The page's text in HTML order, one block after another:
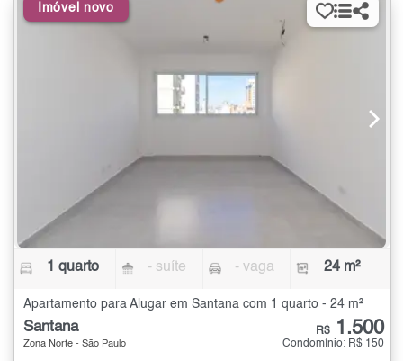
Imóvel novo
1 quarto - suíte - vaga 24 m²
Apartamento para Alugar em Santana com 1 quarto - 24 m²
Santana
Zona Norte - São Paulo
R$ 1.500
Condomínio: R$ 150